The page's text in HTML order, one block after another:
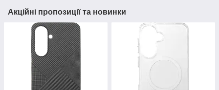
Акційні пропозиції та новинки